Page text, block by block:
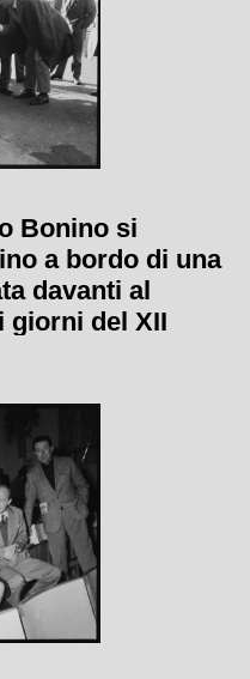
Bonino si
a bordo di una
davanti al
giorni del XII